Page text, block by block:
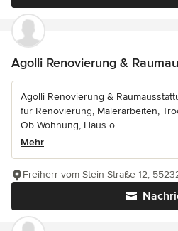
Agolli Renovierung &
Agolli Renovierung &
für Renovierung, Malerarbeiten,
Ob Wohnung, Haus o...
Mehr
Freiherr-vom-Stein-Straße 12,